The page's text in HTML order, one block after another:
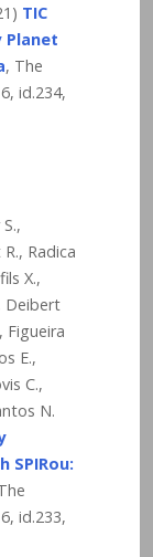
TIC
Planet
, The
id.234,
Radica
X.,
Deibert
Figueira
E.,
C.,
N.
SPIRou:
id.233,